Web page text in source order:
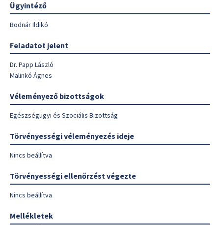
Ügyintéző
Bodnár Ildikó
Feladatot jelent
Dr. Papp László
Malinkó Ágnes
Véleményező bizottságok
Egészségügyi és Szociális Bizottság
Törvényességi véleményezés ideje
Nincs beállítva
Törvényességi ellenőrzést végezte
Nincs beállítva
Mellékletek